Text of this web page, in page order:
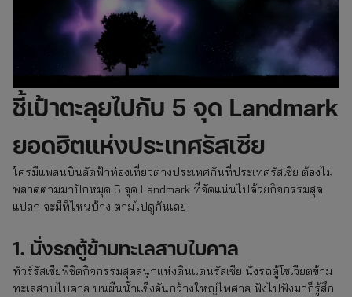
ชี้เป้าตะลุยไปกับ 5 จุด Landmark
ยอดฮิตแห่งประเทศรัสเซีย
ใครมีแพลนบินลัดฟ้าท่องเที่ยวต่างประเทศกันที่ประเทศรัสเซีย ต้องไม่
พลาดตามมาปักหมุด 5 จุด Landmark ที่อัดแน่นไปด้วยกิจกรรมสุด
แปลก จะมีที่ไหนบ้าง ตามไปดูกันเลย
1. นั่งรถตู้ข้ามทะเลสาบไบคาล
ทัวร์รัสเซียพิชิตกิจกรรมสุดสนุกแห่งดินแดนรัสเซีย นั่งรถตู้โซเวียตข้าม
ทะเลสาบไบคาล บนผืนน้ำแข็งอันกว้างใหญ่ไพศาล ฟังไปฟังมาก็รู้สึก